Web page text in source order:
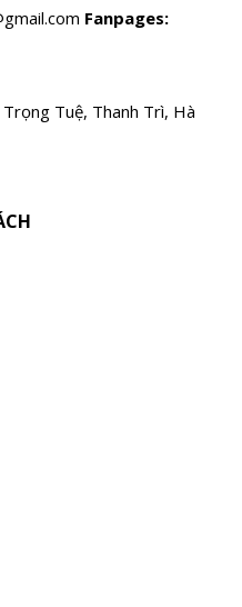
Fanpages:
Tuệ, Thanh Trì, Hà